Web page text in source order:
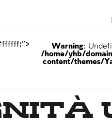
Warning:
/home/yhb/
content/themes/